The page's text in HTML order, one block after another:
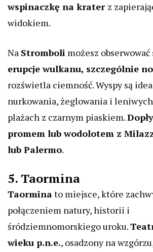
wspinaczkę na krater z
widokiem.
Na Stromboli możesz obserwować
erupcje wulkanu, szczególnie
rozświetla ciemność. Wyspy są
nurkowania, żeglowania i
plażach z czarnym piaskiem.
promem lub wodolotem z
lub Palermo.
5. Taormina
Taorminato miejsce, które
połączeniem natury, historii i
śródziemnomorskiego uroku.
wieku p.n.e., osadzony na